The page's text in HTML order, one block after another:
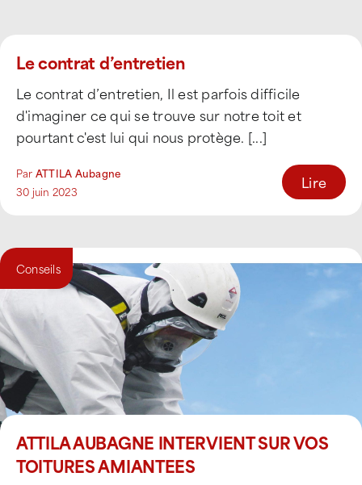
Le contrat d’entretien
Le contrat d’entretien, Il est parfois difficile
d'imaginer ce qui se trouve sur notre toit et
pourtant c'est lui qui nous protège. [...]
Par ATTILA Aubagne
30 juin 2023
Lire
Conseils
ATTILA AUBAGNE INTERVIENT SUR VOS
TOITURES AMIANTEES